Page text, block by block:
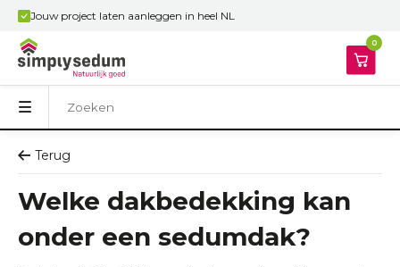
Jouw project laten aanleggen in heel NL
0
Terug
Welke dakbedekking kan
onder een sedumdak?